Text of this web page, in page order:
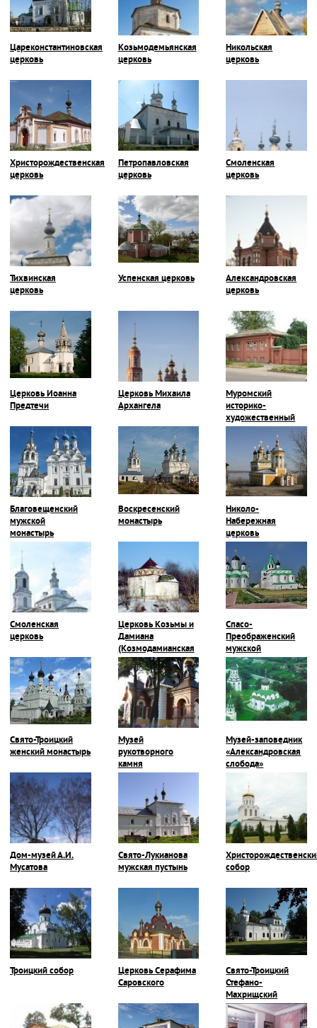
Цареконстантиновская
церковь
Козьмодемьянская
церковь
Никольская
церковь
Христорождественская
церковь
Петропавловская
церковь
Смоленская
церковь
Тихвинская
церковь
Успенская церковь
Александровская
церковь
Церковь Иоанна
Предтечи
Церковь Михаила
Архангела
Муромский
историко-
художественный
Благовещенский
мужской
монастырь
Воскресенский
монастырь
Николо-
Набережная
церковь
Смоленская
церковь
Церковь Козьмы и
Дамиана
(Козмодамианская
церковь)
Спасо-
Преображенский
мужской
монастырь
Свято-Троицкий
женский монастырь
Музей
рукотворного
камня
Музей-заповедник
«Александровская
слобода»
Дом-музей А.И.
Мусатова
Свято-Лукианова
мужская пустынь
собор
Троицкий собор
Церковь Серафима
Саровского
Свято-Троицкий
Стефано-
Махрищский
монастырь